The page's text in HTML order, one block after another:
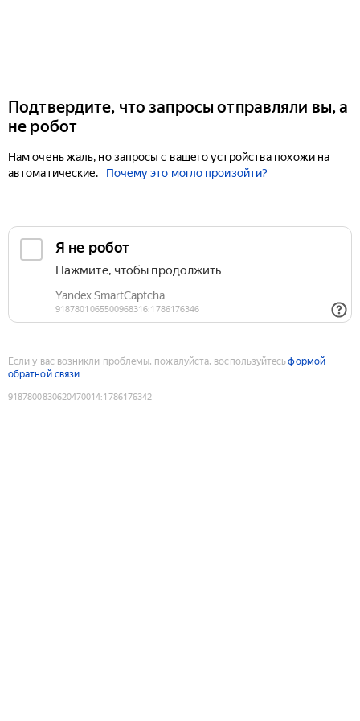
Подтвердите, что запросы отправляли вы, а
не робот
Нам очень жаль, но запросы с вашего устройства похожи на
автоматические.
Почему это могло произойти?
Если у вас возникли проблемы, пожалуйста, воспользуйтесьформой
обратной связи
9187800830620470014:1786176342